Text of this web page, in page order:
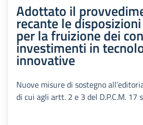
Adottato il
recante le
per la fruizione dei
investimenti in
innovative
Nuove misure di sostegno
di cui agli artt. 2 e 3 del D.P.C.M. 17